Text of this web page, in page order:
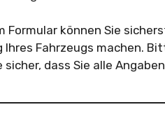
Formular können Sie
Ihres Fahrzeugs machen.
sicher, dass Sie alle